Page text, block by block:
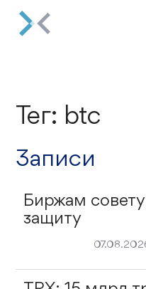
Тег: btc
Записи
Биржам
защиту